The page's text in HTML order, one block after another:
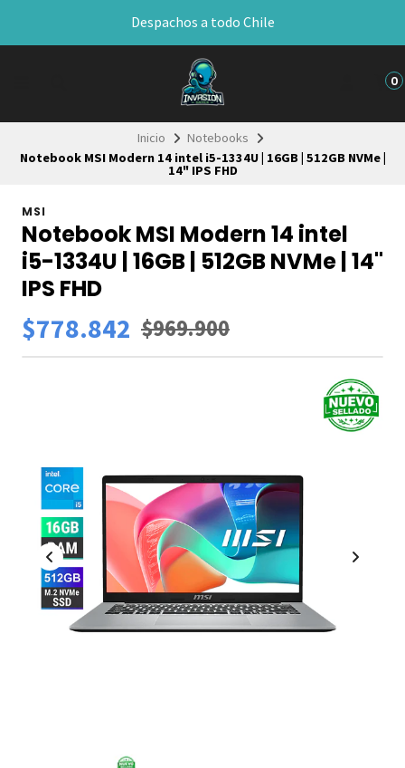
Despachos a todo Chile
0
Inicio
Notebooks
Notebook MSI Modern 14 intel i5-1334U | 16GB | 512GB NVMe |
14" IPS FHD
MSI
Notebook MSI Modern 14 intel
i5-1334U | 16GB | 512GB NVMe | 14"
IPS FHD
$778.842 $969.900